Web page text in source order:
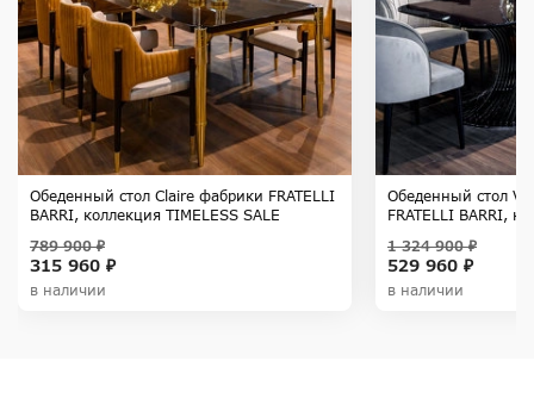
Обеденный стол Claire фабрики FRATELLI
BARRI, коллекция TIMELESS SALE
315 960 ₽
789 900 ₽
в наличии
Обеденный стол
FRATELLI BARRI,
529 960 ₽
1 324 900 ₽
в наличии